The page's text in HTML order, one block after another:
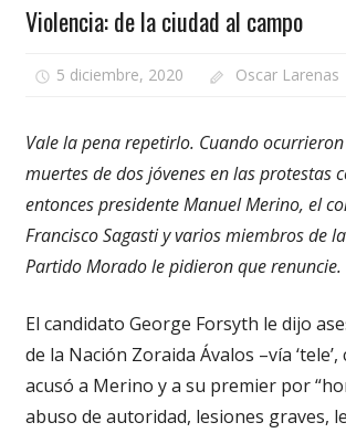
Violencia: de la ciudad al campo
5 diciembre, 2020 Oscar Larenas
Vale la pena repetirlo. Cuando
muertes de dos jóvenes en las protestas
entonces presidente Manuel Merino, el
Francisco Sagasti y varios miembros de
Partido Morado le pidieron que renuncie.
El candidato George Forsyth le dijo
de la Nación Zoraida Ávalos –vía
acusó a Merino y a su premier por
abuso de autoridad, lesiones graves,